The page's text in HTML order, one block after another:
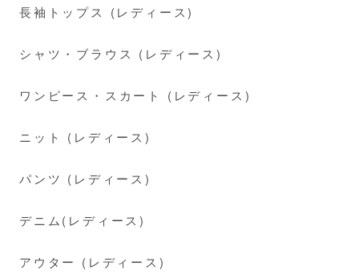
長袖トップス (レディース)
シャツ・ブラウス (レディース)
ワンピース・スカート (レディース)
ニット (レディース)
パンツ (レディース)
デニム(レディース)
アウター (レディース)